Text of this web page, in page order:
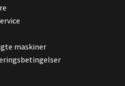
maskiner